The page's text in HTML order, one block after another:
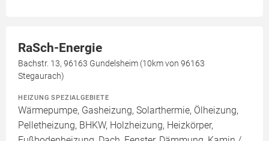
RaSch-Energie
Bachstr. 13, 96163 Gundelsheim (10km von 96163
Stegaurach)
HEIZUNG SPEZIALGEBIETE
Wärmepumpe, Gasheizung, Solarthermie, Ölheizung,
Pelletheizung, BHKW, Holzheizung, Heizkörper,